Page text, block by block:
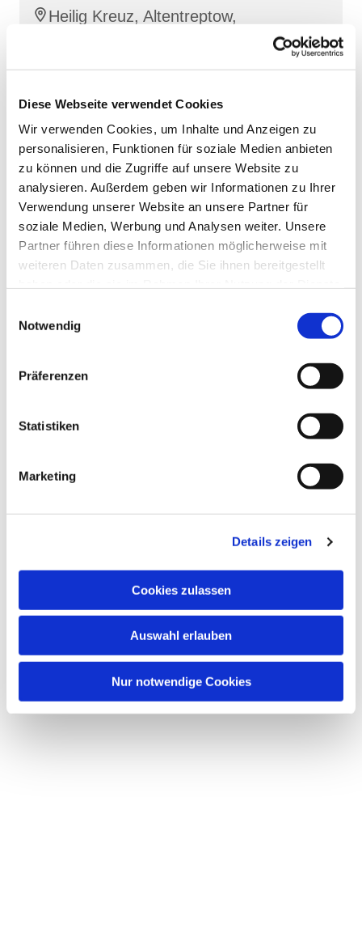
Diese Webseite verwendet Cookies
Wir verwenden Cookies, um Inhalte und Anzeigen zu
personalisieren, Funktionen für soziale Medien anbieten
zu können und die Zugriffe auf unsere Website zu
analysieren. Außerdem geben wir Informationen zu Ihrer
Verwendung unserer Website an unsere Partner für
soziale Medien, Werbung und Analysen weiter. Unsere
Partner führen diese Informationen möglicherweise mit
weiteren Daten zusammen, die Sie ihnen bereitgestellt
Notwendig
Präferenzen
Statistiken
Marketing
Details zeigen
Cookies zulassen
Auswahl erlauben
Nur notwendige Cookies
Heilig Kreuz, Altentreptow,
Klüschenberg, Katholischer Berg,